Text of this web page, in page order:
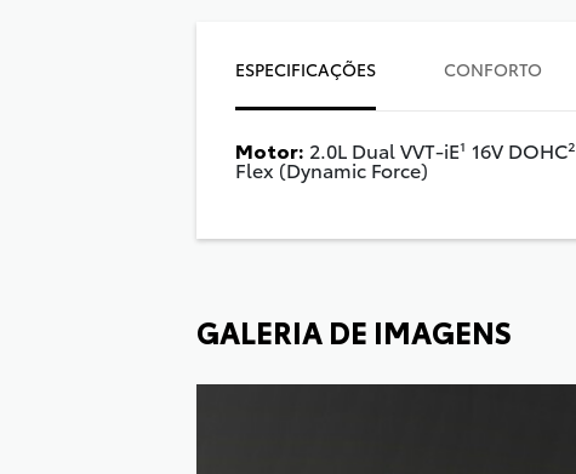
ESPECIFICAÇÕES CONFORTO
Motor: 2.0L Dual VVT-iE¹ 16V DOHC²
Flex (Dynamic Force)
GALERIA DE IMAGENS